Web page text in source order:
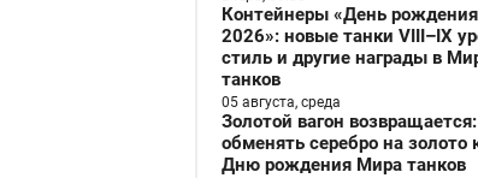
Контейнеры «День рождения
2026»: новые танки VIII–IX
стиль и другие награды в
танков
05 августа, среда
Золотой вагон
обменять серебро на золото
Дню рождения Мира танков